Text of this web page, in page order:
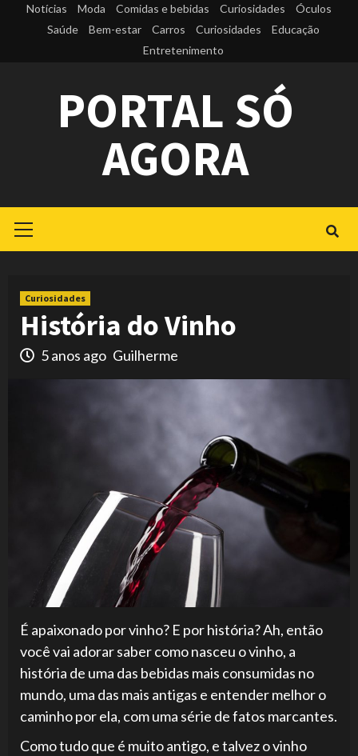
Notícias Moda Comidas e bebidas Curiosidades
Óculos
Saúde
Bem-estar Carros Curiosidades
Educação
Entretenimento
PORTAL SÓ
AGORA
Menu
Curiosidades
História do Vinho
5 anos ago Guilherme
É apaixonado por vinho? E por história? Ah, então
você vai adorar saber como nasceu o vinho, a
história de uma das bebidas mais consumidas no
mundo, uma das mais antigas e entender melhor o
caminho por ela, com uma série de fatos marcantes.
Como tudo que é muito antigo, e talvez o vinho